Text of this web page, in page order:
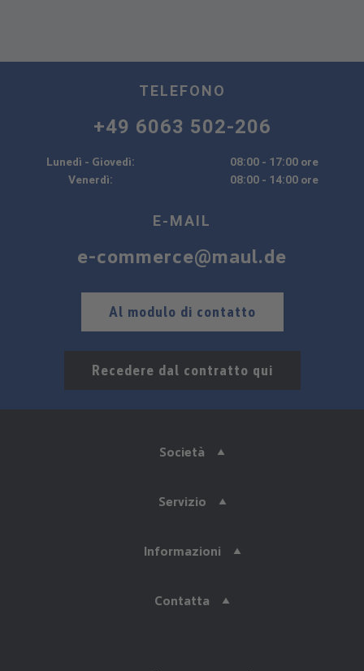
TELEFONO
+49 6063 502-206
Lunedì - Giovedì:
08:00 - 17:00 ore
Venerdì:
08:00 - 14:00 ore
E-MAIL
e-commerce@maul.de
Al modulo di contatto
Recedere dal contratto qui
Società
Servizio
Informazioni
Contatta